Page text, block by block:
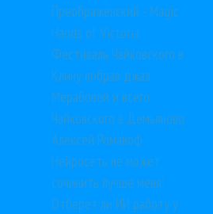
Преображенский - Magic
Hands of Victoria
Фестиваль Чайковского в
Клину вобрал джаз
Мерабовой и всего
Чайковского в Демьяново
Алексей Романоф:
Нейросеть не может
сочинить лучше меня!
Отберет ли ИИ работу у